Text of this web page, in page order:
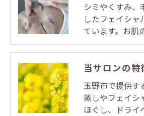
シミやくすみ、
したフェイシャ
ています。お肌
当サロンの特
玉野市で提供す
蒸しやフェイシ
ほぐし、ドラ